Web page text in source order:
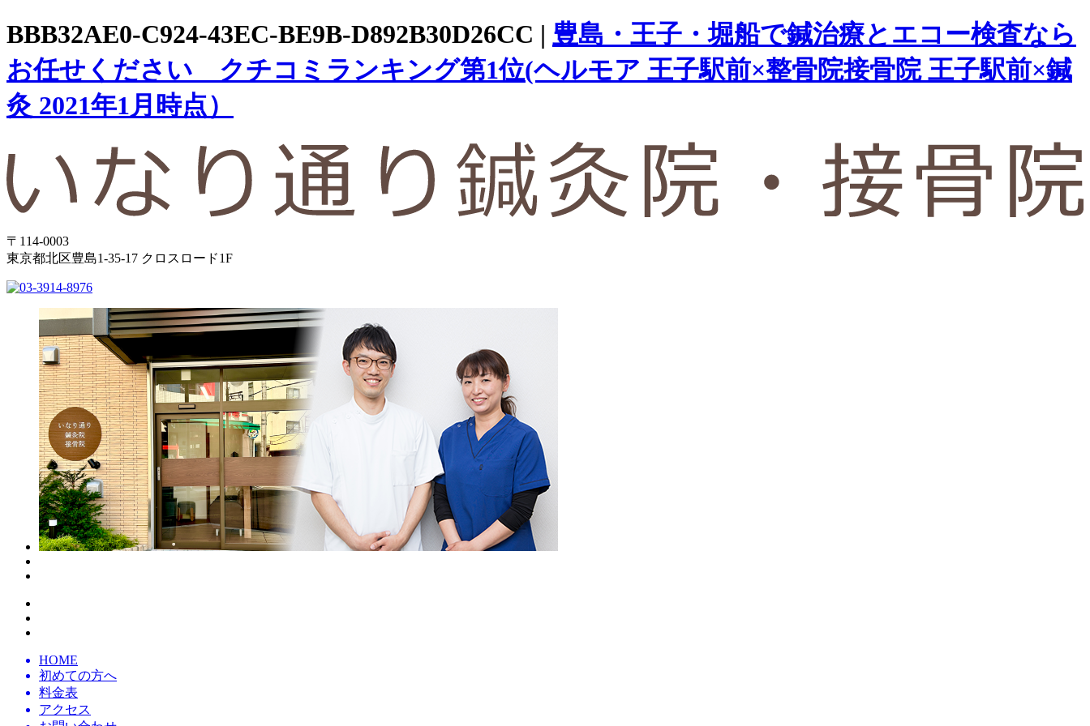
BBB32AE0-C924-43EC-BE9B-D892B30D26CC | 豊島・王子・堀船で鍼治療とエコー検査なら
お任せください クチコミランキング第1位(ヘルモア 王子駅前×整骨院接骨院 王子駅前×鍼
灸 2021年1月時点）
〒114-0003
東京都北区豊島1-35-17 クロスロード1F
HOME
初めての方へ
料金表
アクセス